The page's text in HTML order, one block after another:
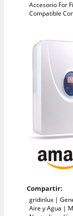
Accesorio For
Compatible
Compartir:
gridinlux |
Aire y Agua |